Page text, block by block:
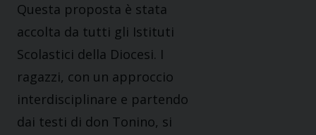
Questa proposta è stata
accolta da tutti gli Istituti
Scolastici della Diocesi. I
ragazzi, con un approccio
interdisciplinare e partendo
dai testi di don Tonino, si